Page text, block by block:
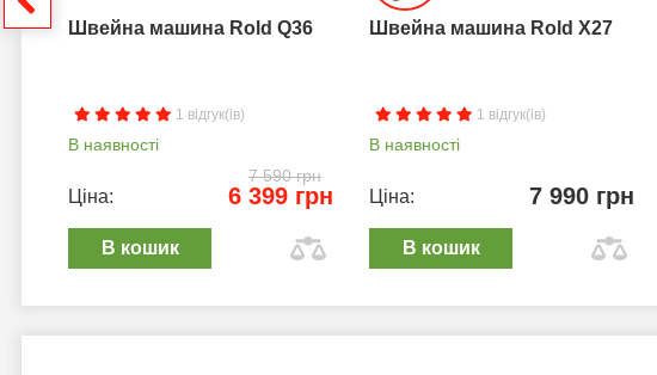
Швейна машина Rold Q36
1 відгук(ів)
В наявності
7 590 грн
Ціна: 6 399 грн
В кошик
Швейна машина Rold X27
1 відгук(ів)
В наявності
Ціна: 7 990 грн
В кошик